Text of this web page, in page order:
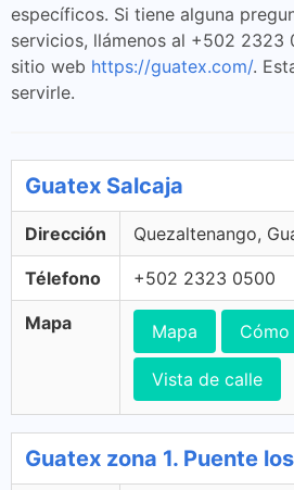
específicos. Si tiene alguna
servicios, llámenos al +502 2323
sitio web https://guatex.com/.
servirle.
Guatex Salcaja
Dirección Quezaltenango,
Télefono +502 2323 0500
Mapa Mapa
Vista de calle
Guatex zona 1. Puente